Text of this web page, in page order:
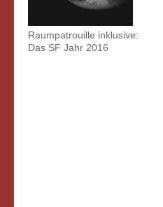
Raumpatrouille inklusive:
Das SF Jahr 2016